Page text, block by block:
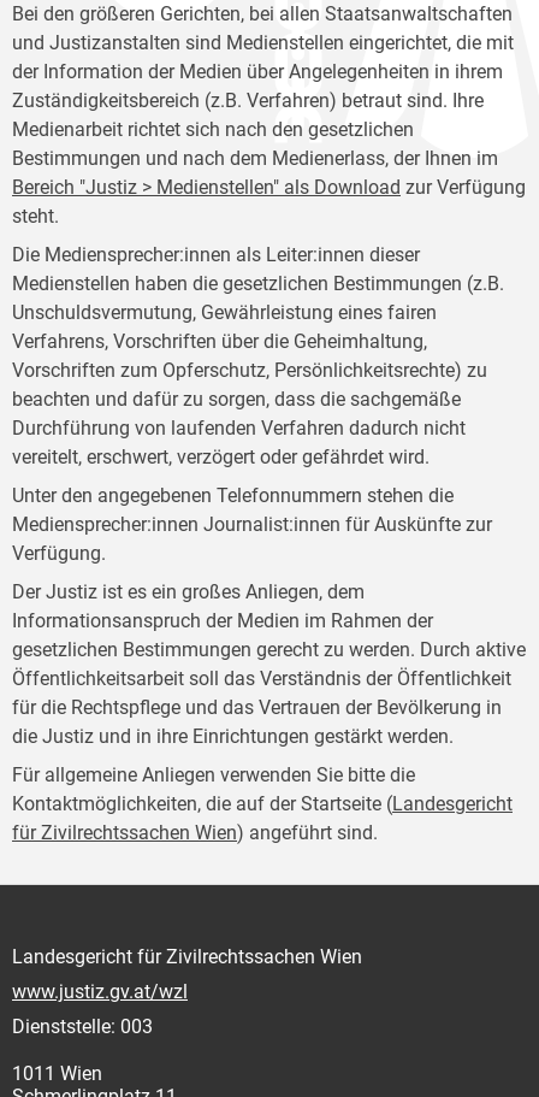
Bei den größeren Gerichten, bei allen Staatsanwaltschaften
und Justizanstalten sind Medienstellen eingerichtet, die mit
der Information der Medien über Angelegenheiten in ihrem
Zuständigkeitsbereich (z.B. Verfahren) betraut sind. Ihre
Medienarbeit richtet sich nach den gesetzlichen
Bestimmungen und nach dem Medienerlass, der Ihnen im
Bereich "Justiz > Medienstellen" als Download zur Verfügung
steht.
Die Mediensprecher:innen als Leiter:innen dieser
Medienstellen haben die gesetzlichen Bestimmungen (z.B.
Unschuldsvermutung, Gewährleistung eines fairen
Verfahrens, Vorschriften über die Geheimhaltung,
Vorschriften zum Opferschutz, Persönlichkeitsrechte) zu
beachten und dafür zu sorgen, dass die sachgemäße
Durchführung von laufenden Verfahren dadurch nicht
vereitelt, erschwert, verzögert oder gefährdet wird.
Unter den angegebenen Telefonnummern stehen die
Mediensprecher:innen Journalist:innen für Auskünfte zur
Verfügung.
Der Justiz ist es ein großes Anliegen, dem
Informationsanspruch der Medien im Rahmen der
gesetzlichen Bestimmungen gerecht zu werden. Durch aktive
Öffentlichkeitsarbeit soll das Verständnis der Öffentlichkeit
für die Rechtspflege und das Vertrauen der Bevölkerung in
die Justiz und in ihre Einrichtungen gestärkt werden.
Für allgemeine Anliegen verwenden Sie bitte die
Kontaktmöglichkeiten, die auf der Startseite (Landesgericht
für Zivilrechtssachen Wien) angeführt sind.
Landesgericht für Zivilrechtssachen Wien
www.justiz.gv.at/wzl
Dienststelle: 003
1011 Wien